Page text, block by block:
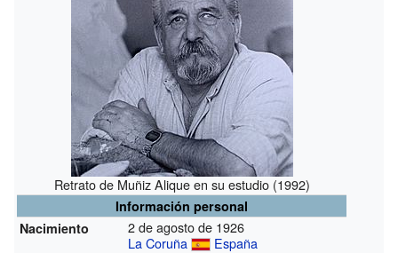
Retrato de Muñiz Alique en su estudio (1992)
Información personal
Nacimiento
2 de agosto de 1926
La Coruña
España